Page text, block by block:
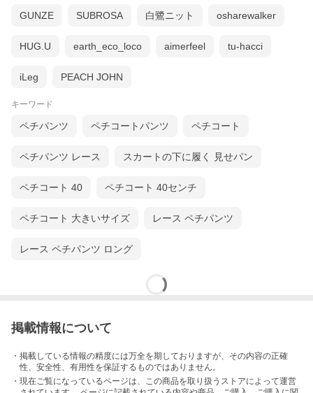
GUNZE SUBROSA 白鷺ニット osharewalker
HUG.U earth_eco_loco aimerfeel tu-hacci
iLeg PEACH JOHN
キーワード
ペチパンツ ペチコートパンツ ペチコート
ペチパンツ レース スカートの下に履く 見せパン
ペチコート 40 ペチコート 40センチ
ペチコート 大きいサイズ レース ペチパンツ
レース ペチパンツ ロング
掲載情報について
・掲載している情報の精度には万全を期しておりますが、その内容の正確
性、安全性、有用性を保証するものではありません。
・現在ご覧になっているページは、この商品を取り扱うストアによって運営